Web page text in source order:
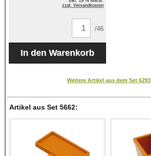
zzgl. Versandkosten
/46
Weitere Artikel aus dem Set 6293
Artikel aus Set 5662: